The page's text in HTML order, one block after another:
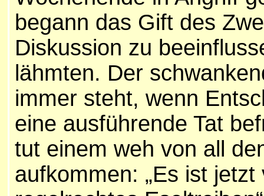
begann das Gift des
Diskussion zu
lähmten. Der
immer steht, wenn
eine ausführende Tat
tut einem weh von all
aufkommen: „Es ist